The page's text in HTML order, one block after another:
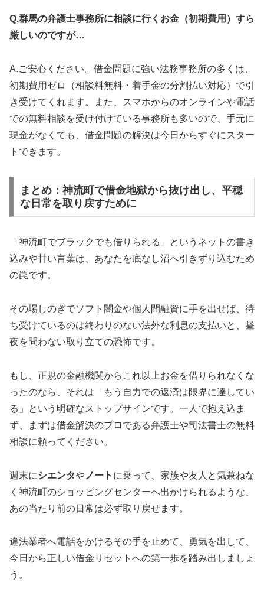
Q.群馬の弁護士事務所に相談に行くお金（初期費用）すら
厳しいのですが…
A.ご安心ください。借金問題に強い法務事務所の多くは、
初期費用ゼロ（相談料無料・着手金の分割払い対応）で引
き受けてくれます。また、スマホからのオンラインや電話
での無料相談を受け付けている事務所も多いので、手元に
現金がなくても、借金問題の解決は今日からすぐにスター
トできます。
まとめ：神流町で借金地獄から抜け出し、平穏
な日常を取り戻すために
「神流町でブラックでも借りられる」というネットの書き
込みや甘い言葉は、あなたを底なし沼へ引きずり込むため
の罠です。
その場しのぎでソフト闇金や個人間融資に手を出せば、待
ち受けているのは終わりのない法外な利息の支払いと、昼
夜を問わない取り立ての恐怖です。
もし、正規の金融機関からこれ以上お金を借りられなくな
ったのなら、それは「もう自力での返済は限界に達してい
る」という明確なストップサインです。一人で抱え込ま
ず、まずは借金解決のプロである弁護士や司法書士の無料
相談に頼ってください。
週末にシエンタや ノート に乗って、家族や友人と気兼ねな
く神流町のショッピングセンターへ出かけられるような、
あの当たり前の日常は必ず取り戻せます。
違法業者へ電話をかけるその手を止めて、勇気を出して、
今日から正しい借金リセットへの第一歩を踏み出しましょ
う。